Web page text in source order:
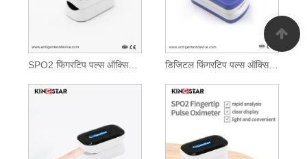
SPO2 फिंगरटिप पल्स ऑक्सिमीटर डिजिटल फिंगरटिप पल्स ऑक्सिमीटर